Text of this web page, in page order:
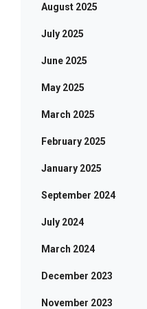
August 2025
July 2025
June 2025
May 2025
March 2025
February 2025
January 2025
September 2024
July 2024
March 2024
December 2023
November 2023